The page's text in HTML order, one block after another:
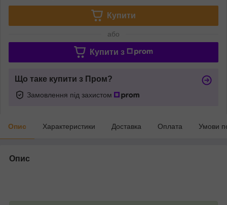
Купити
або
Купити з
Що таке купити з Пром?
Замовлення під захистом
Опис Характеристики Доставка Оплата Умови
Опис